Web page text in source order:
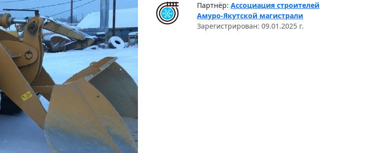
Партнёр: Ассоциация строителей
Амуро-Якутской магистрали
Зарегистрирован: 09.01.2025 г.